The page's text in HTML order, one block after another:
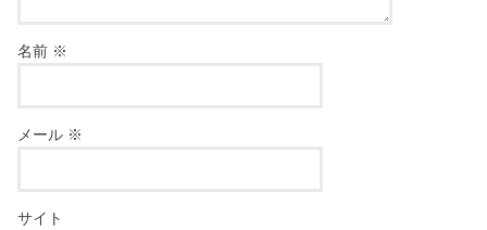
名前 ※
メール ※
サイト